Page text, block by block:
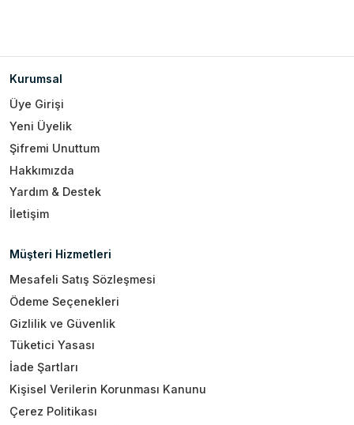
Kurumsal
Üye Girişi
Yeni Üyelik
Şifremi Unuttum
Hakkımızda
Yardım & Destek
İletişim
Müşteri Hizmetleri
Mesafeli Satış Sözleşmesi
Ödeme Seçenekleri
Gizlilik ve Güvenlik
Tüketici Yasası
İade Şartları
Kişisel Verilerin Korunması Kanunu
Çerez Politikası